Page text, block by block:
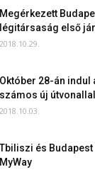
Megérkezett
légitársaság első
2018.10.29.
Október 28-án indul
számos új
2018.10.03.
Tbiliszi és
MyWay